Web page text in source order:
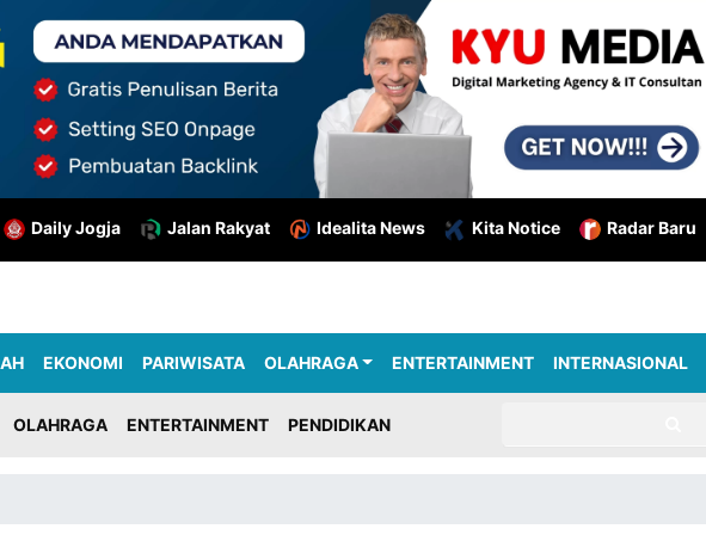
Daily Jogja Jalan Rakyat Idealita News Kita Notice Radar Baru
EKONOMI PARIWISATA OLAHRAGA ENTERTAINMENT INTERNASIONAL
OLAHRAGA ENTERTAINMENT PENDIDIKAN